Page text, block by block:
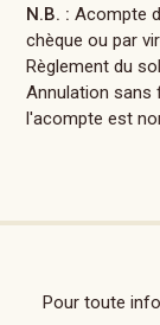
N.B. : Acompte
chèque ou par
Règlement du
Annulation sans
l'acompte est
Pour toute